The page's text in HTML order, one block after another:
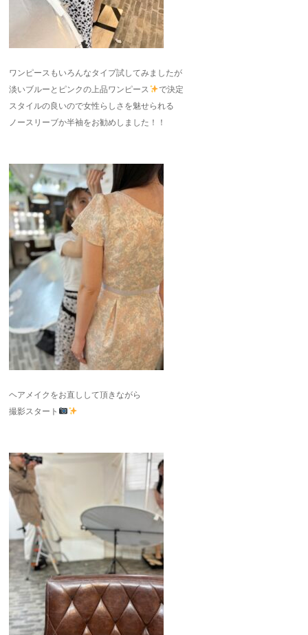
ワンピースもいろんなタイプ試してみましたが
淡いブルーとピンクの上品ワンピース
で決定
スタイルの良いので女性らしさを魅せられる
ノースリーブか半袖をお勧めしました！！
ヘアメイクをお直しして頂きながら
撮影スタート